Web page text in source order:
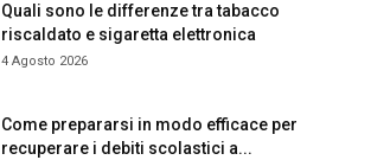
Quali sono le differenze tra tabacco
riscaldato e sigaretta elettronica
4 Agosto 2026
Come prepararsi in modo efficace per
recuperare i debiti scolastici a...